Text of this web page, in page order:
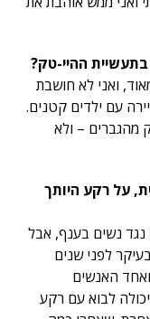
ההיי-טק?
ואני לא חושבת
עם ילדים קטנים.
מהגברים – ולא
על רקע היותך
נגד נשים בענף, אבל
לפני שנים
האנשים
שדיברתי איתו לא האמין שבחורה בגיל 19 יכולה לבוא עם רקע